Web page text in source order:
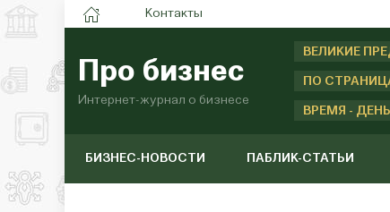
Контакты
Про бизнес
Интернет-журнал о бизнесе
ВЕЛИКИЕ
ПО
ВРЕМЯ -
БИЗНЕС-НОВОСТИ ПАБЛИК-СТАТЬИ